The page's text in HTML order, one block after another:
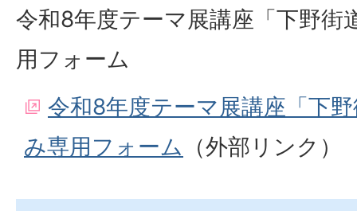
令和8年度テーマ展講座「下野街
用フォーム
令和8年度テーマ展講座「下
み専用フォーム （外部リンク）